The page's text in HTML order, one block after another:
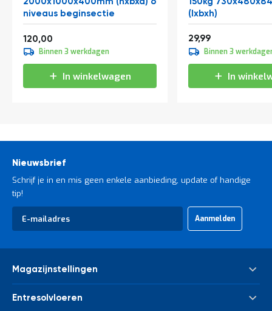
niveaus beginsectie
Vanaf
120,00
Binnen 3 werkdagen
In winkelwagen
(lxbxh)
29,99
Binnen 3
In
Nieuwsbrief
Schrijf je in en mis geen enkele aanbieding, update of handige
tip!
Abonneer
op
Aanmelden
Magazijnstellingen
Entresolvloeren